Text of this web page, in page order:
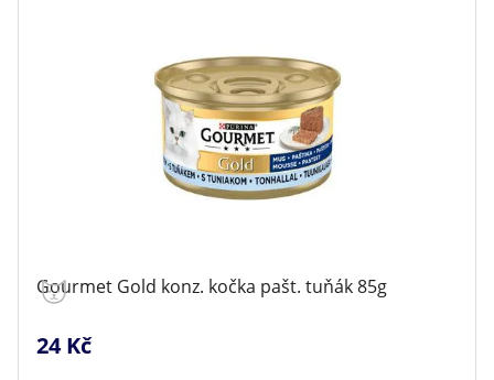
Gourmet Gold konz. kočka pašt. tuňák 85g
24 Kč